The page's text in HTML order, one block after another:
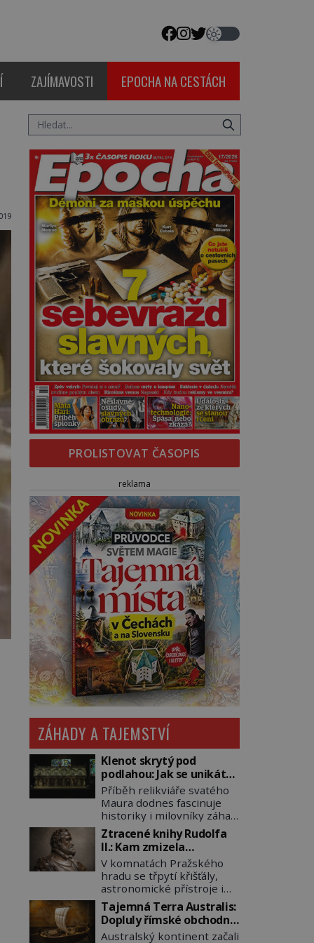
ZAJÍMAVOSTI EPOCHA NA CESTÁCH
PROLISTOVAT ČASOPIS
reklama
ZÁHADY A TAJEMSTVÍ
Klenot skrytý pod
podlahou: Jak se unikátní
románský poklad dostal
do zapadlého Bečova?
Příběh relikviáře svatého
Maura dodnes fascinuje
historiky i milovníky záhad
po celém světě. Tato
románská zlatnická
památka ze 13. století je
po českých korunovačních
klenotech druhým
nejcennějším movitým
majetkem v České
republice. Přestože byl
klenot v roce 1985 po
Ztracené knihy Rudolfa
II.: Kam zmizela
nejzáhadnější knihovna
Evropy?
V komnatách Pražského
hradu se třpytí křišťály,
astronomické přístroje i
podivné alchymistické
rukopisy. Císař Rudolf II.
shromažďuje vše, co
souvisí s tajemstvím
Tajemná Terra Australis:
Dopluly římské obchodní
lodě až do Austrálie?
Australský kontinent začali